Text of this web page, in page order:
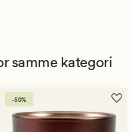
samme kategori
-50%